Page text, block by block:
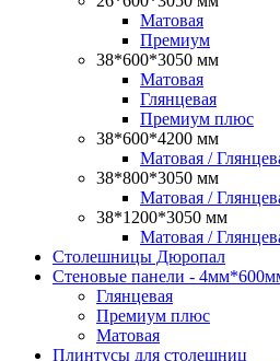
Матовая
Премиум
38*600*3050 мм
Матовая
Глянцевая
Премиум плюс
38*600*4200 мм
Матовая /
38*800*3050 мм
Матовая /
38*1200*3050 мм
Матовая /
Столешницы Дюропал
Стеновые панели -
Глянцевая
Премиум плюс
Матовая
Плинтусы для столешниц